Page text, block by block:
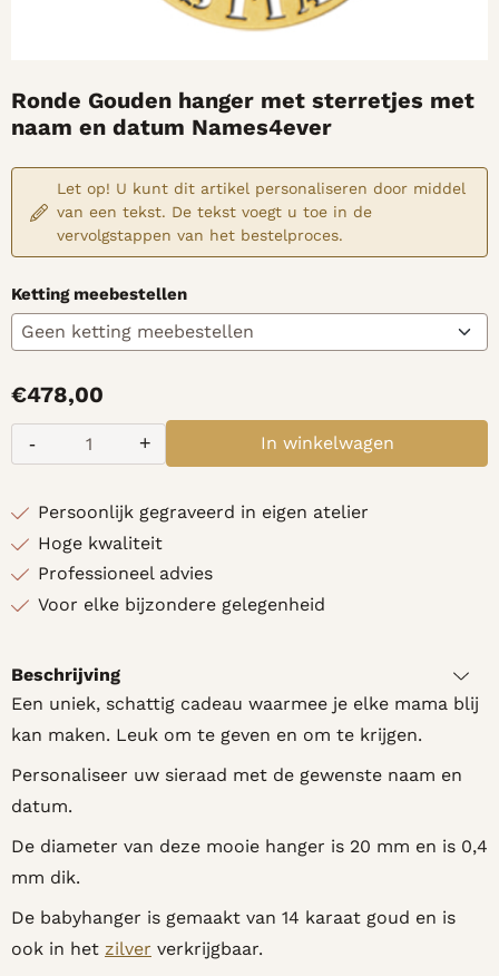
Ronde Gouden hanger met sterretjes met
naam en datum Names4ever
Let op! U kunt dit artikel personaliseren door middel
van een tekst. De tekst voegt u toe in de
vervolgstappen van het bestelproces.
Ketting meebestellen
€478,00
+
- In winkelwagen
Persoonlijk gegraveerd in eigen atelier
Hoge kwaliteit
Professioneel advies
Voor elke bijzondere gelegenheid
Beschrijving
Een uniek, schattig cadeau waarmee je elke mama blij
kan maken. Leuk om te geven en om te krijgen.
Personaliseer uw sieraad met de gewenste naam en
datum.
De diameter van deze mooie hanger is 20 mm en is 0,4
mm dik.
De babyhanger is gemaakt van 14 karaat goud en is
ook in het zilver verkrijgbaar.